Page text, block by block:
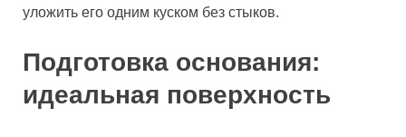
уложить его одним куском без стыков.
Подготовка основания:
идеальная поверхность